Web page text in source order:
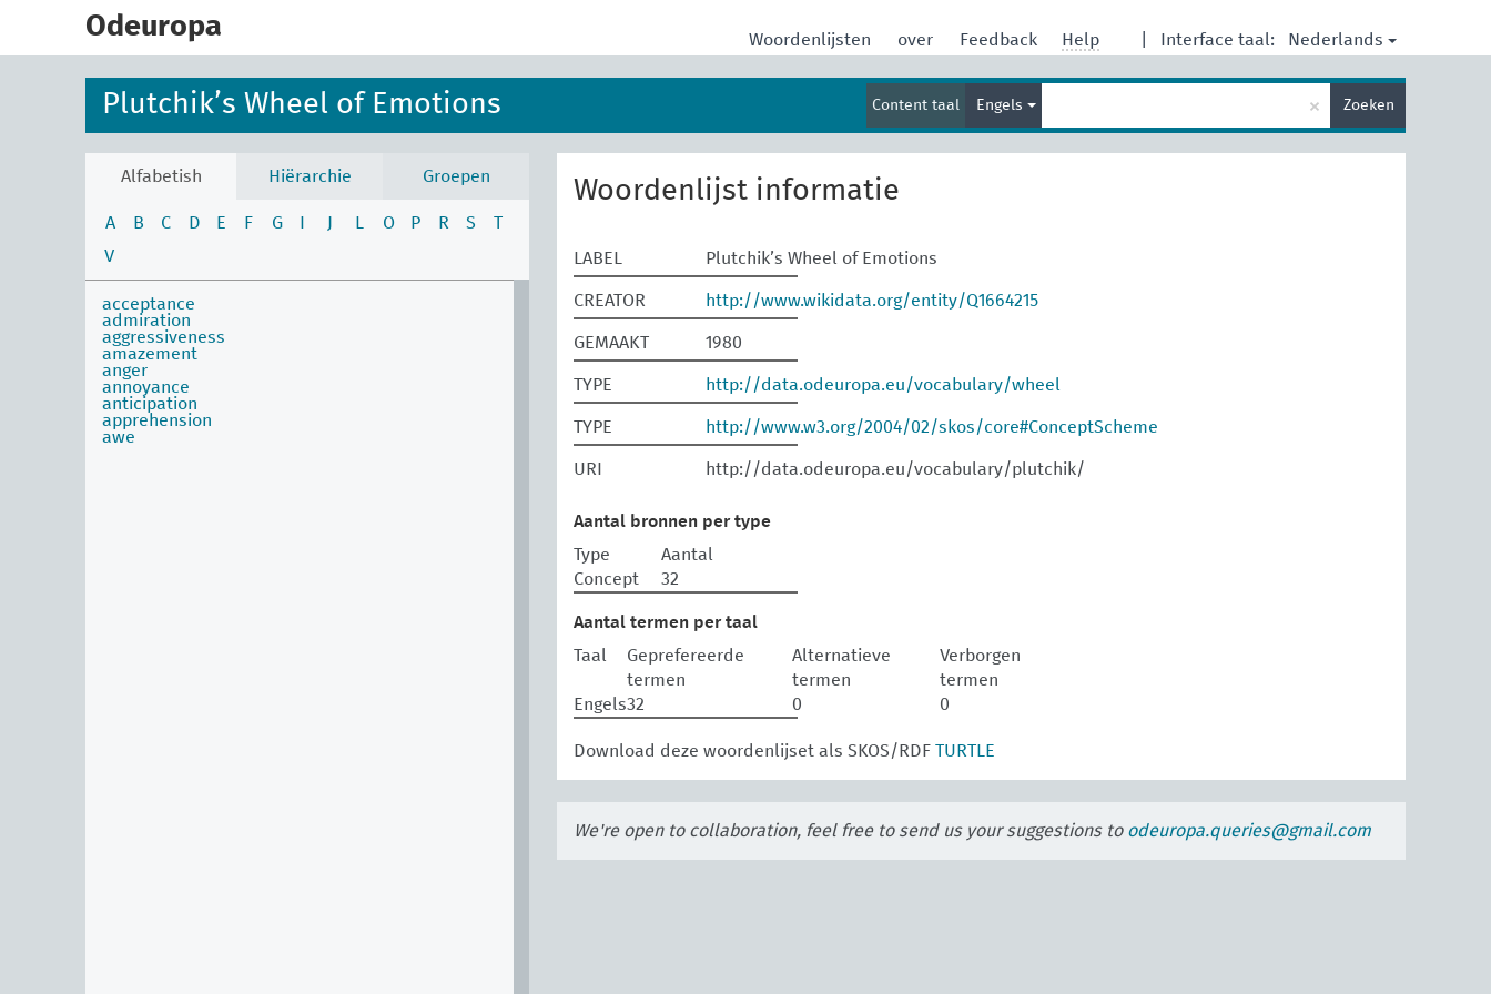
Odeuropa Interface taal: Nederlands
Woordenlijsten over Feedback Help
Plutchik’s Wheel of Emotions Content taal Engels
zoekterm
× Zoeken
Alfabetish Hiërarchie Groepen
A B C D E F G O P R S
T
V
acceptance
admiration
aggressiveness
amazement
anger
annoyance
anticipation
apprehension
awe
Woordenlijst informatie
LABEL Plutchik’s Wheel of Emotions
CREATOR http://www.wikidata.org/entity/Q1664215
GEMAAKT 1980
TYPE http://data.odeuropa.eu/vocabulary/wheel
TYPE http://www.w3.org/2004/02/skos/core#ConceptScheme
URI http://data.odeuropa.eu/vocabulary/plutchik/
Aantal bronnen per type
Type
Aantal
Concept
32
Aantal termen per taal
Taal
Geprefereerde
termen
Alternatieve
termen
Verborgen
termen
Engels32 0 0
Download deze woordenlijset als SKOS/RDF TURTLE
We're open to collaboration, feel free to send us your suggestions to odeuropa.queries@gmail.com